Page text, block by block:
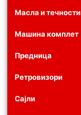
Масла и течности
Машина комплет
Предница
Ретровизори
Сајли